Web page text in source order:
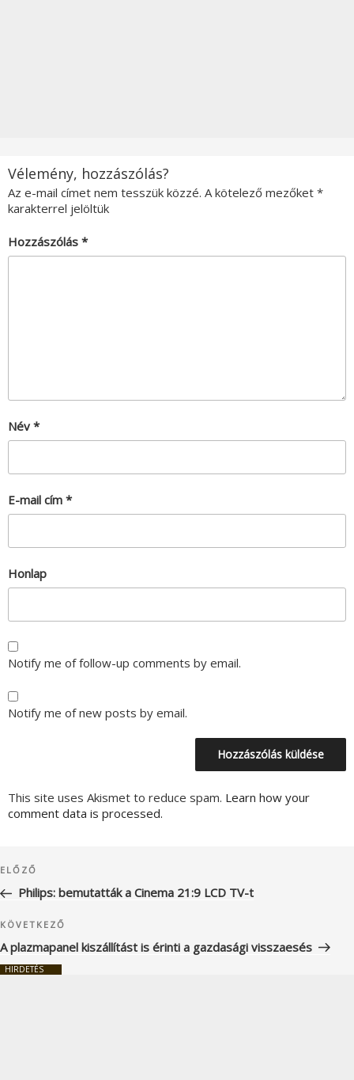
Vélemény, hozzászólás?
Az e-mail címet nem tesszük közzé. A kötelező mezőket *
karakterrel jelöltük
Hozzászólás *
Név *
E-mail cím *
Honlap
Notify me of follow-up comments by email.
Notify me of new posts by email.
This site uses Akismet to reduce spam. Learn how your
comment data is processed.
navigáció
Korábbi
bejegyzés
ELŐZŐ
Philips: bemutatták a Cinema 21:9 LCD TV-t
Következő
bejegyzés
KÖVETKEZŐ
A plazmapanel kiszállítást is érinti a gazdasági visszaesés
HIRDETÉS